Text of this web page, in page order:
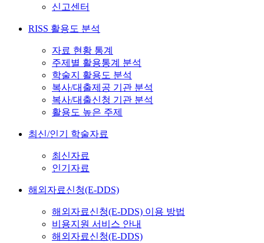
신고센터
RISS 활용도 분석
자료 현황 통계
주제별 활용통계 분석
학술지 활용도 분석
복사/대출제공 기관 분석
복사/대출신청 기관 분석
활용도 높은 주제
최신/인기 학술자료
최신자료
인기자료
해외자료신청(E-DDS)
해외자료신청(E-DDS) 이용 방법
비용지원 서비스 안내
해외자료신청(E-DDS)